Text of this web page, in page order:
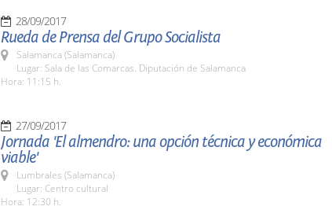
28/09/2017
Rueda de Prensa del Grupo Socialista
Salamanca (Salamanca)
Lugar: Sala de las Comarcas. Diputación de Salamanca
Hora: 11:15 h.
27/09/2017
Jornada 'El almendro: una opción técnica y económica
viable'
Lumbrales (Salamanca)
Lugar: Centro cultural
Hora: 12:30 h.